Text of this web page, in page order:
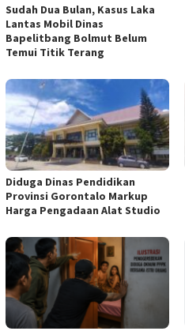
Sudah Dua Bulan, Kasus Laka
Lantas Mobil Dinas
Bapelitbang Bolmut Belum
Temui Titik Terang
Diduga Dinas Pendidikan
Provinsi Gorontalo Markup
Harga Pengadaan Alat Studio